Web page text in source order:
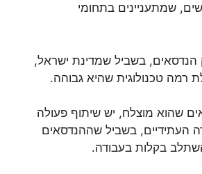
שמתעניינים בתחומי
הנדסאים, בשביל שמדינת ישראל,
רמה טכנולוגית שהיא גבוהה.
שהוא מוצלח, יש שיתוף פעולה
העתידיים, בשביל שההנדסאים
בקלות בעבודה.